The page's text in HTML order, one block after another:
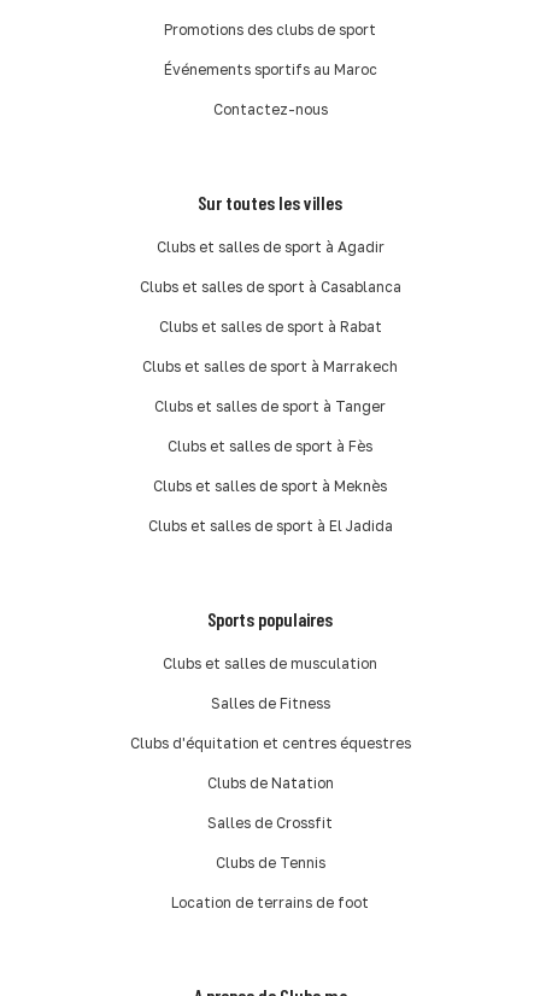
Promotions des clubs de sport
Événements sportifs au Maroc
Contactez-nous
Sur toutes les villes
Clubs et salles de sport à Agadir
Clubs et salles de sport à Casablanca
Clubs et salles de sport à Rabat
Clubs et salles de sport à Marrakech
Clubs et salles de sport à Tanger
Clubs et salles de sport à Fès
Clubs et salles de sport à Meknès
Clubs et salles de sport à El Jadida
Sports populaires
Clubs et salles de musculation
Salles de Fitness
Clubs d'équitation et centres équestres
Clubs de Natation
Salles de Crossfit
Clubs de Tennis
Location de terrains de foot